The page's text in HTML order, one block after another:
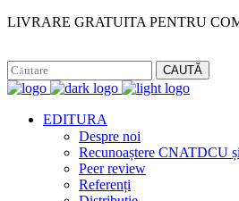
LIVRARE GRATUITA PENTRU
CAUTĂ
EDITURA
Despre noi
Recunoaștere CNATDCU
Peer review
Referenți